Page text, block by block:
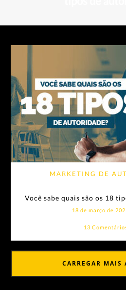
MARKETING DE
Você sabe quais são os 18
18 de março de
13
CARREGAR MAIS